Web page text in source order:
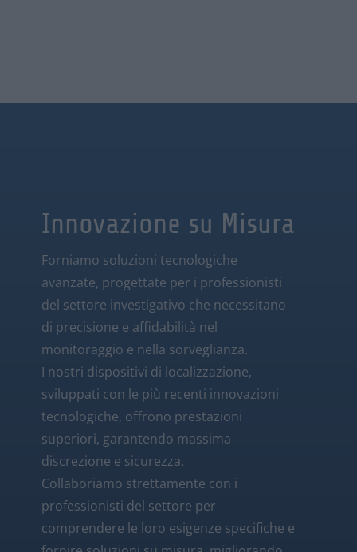
Innovazione su Misura
Forniamo soluzioni tecnologiche
avanzate, progettate per i professionisti
del settore investigativo che necessitano
di precisione e affidabilità nel
monitoraggio e nella sorveglianza.
I nostri dispositivi di localizzazione,
sviluppati con le più recenti innovazioni
tecnologiche, offrono prestazioni
superiori, garantendo massima
discrezione e sicurezza.
Collaboriamo strettamente con i
professionisti del settore per
comprendere le loro esigenze specifiche e